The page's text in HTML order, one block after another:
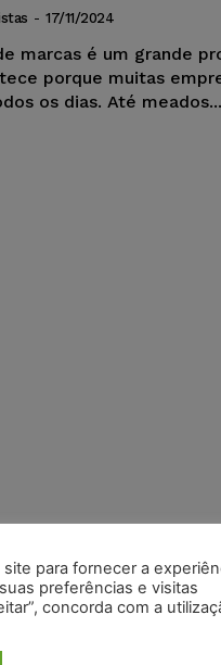
- 17/11/2024
marcas é um grande
porque muitas
os dias. Até meados...
para fornecer a
preferências e visitas
concorda com a